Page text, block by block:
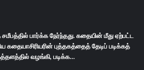
பார்க்க நேர்ந்தது. கதையின் மீது ஏற்பட்ட
புத்தகத்தைத் தேடிப் படிக்கத்
வழங்கி, படிக்க…